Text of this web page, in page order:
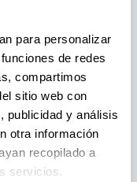
para personalizar
de redes
compartimos
sitio web con
publicidad y análisis
otra información
recopilado a
servicios.